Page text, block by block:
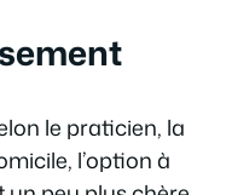
le praticien, la
l’option à